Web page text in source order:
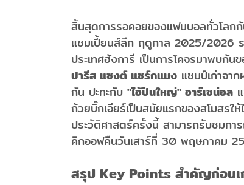
สิ้นสุดการรอคอยของแฟนบอลทั่วโล
แชมเปี้ยนส์ลีก ฤดูกาล 2025/2026
ประเทศฮังการี เป็นการโคจรมาพบกั
ปารีส แซงต์ แชร์กแมง แชมป์เก่าจา
กัน ปะทะกับ "ไอ้ปืนใหญ่" อาร์เซน่อล
ถ้วยบิ๊กเอียร์เป็นสมัยแรกของสโมสรใ
ประวัติศาสตร์ครั้งนี้ สามารถรับชมก
คิกออฟคืนวันเสาร์ที่ 30 พฤษภาคม
สรุป Key Points สำคัญก่อน